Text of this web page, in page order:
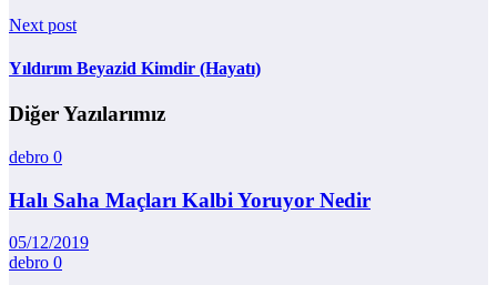
Next post
Yıldırım Beyazid Kimdir (Hayatı)
Diğer Yazılarımız
debro 0
Halı Saha Maçları Kalbi Yoruyor Nedir
05/12/2019
debro 0